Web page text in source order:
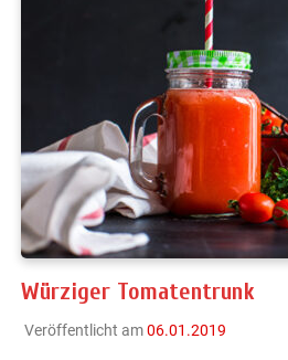
Würziger Tomatentrunk
Veröffentlicht am06.01.2019